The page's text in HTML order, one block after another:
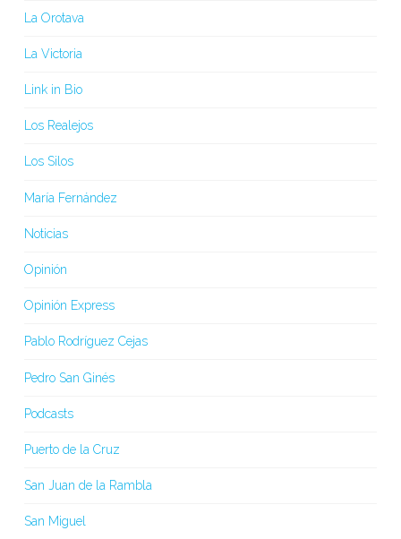
La Orotava
La Victoria
Link in Bio
Los Realejos
Los Silos
María Fernández
Noticias
Opinión
Opinión Express
Pablo Rodríguez Cejas
Pedro San Ginés
Podcasts
Puerto de la Cruz
San Juan de la Rambla
San Miguel